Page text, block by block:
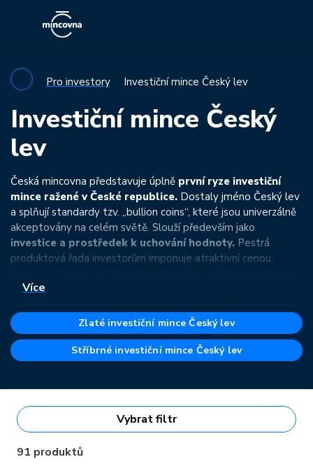
Pro investory Investiční mince Český lev
Investiční mince Český
lev
Česká mincovna představuje úplně první ryze investiční
mince ražené v České republice. Dostaly jméno Český lev
a splňují standardy tzv. „bullion coins“, které jsou univerzálně
akceptovány na celém světě. Slouží především jako
investice a prostředek k uchování hodnoty. Pestrá
produktová řada investorům imponuje atraktivní cenou,
i silným českým motivem.
speciální kategorii na našem webu. Jak se vyvíjel jejich reliéf?
Jak se zhodnotily investorům? Kolik variant vzniklo v
jednotlivých letech? To vše se dozvítezde.Vedle
Více
Zlaté investiční mince Český lev
Stříbrné investiční mince Český lev
Vybrat filtr
91 produktů